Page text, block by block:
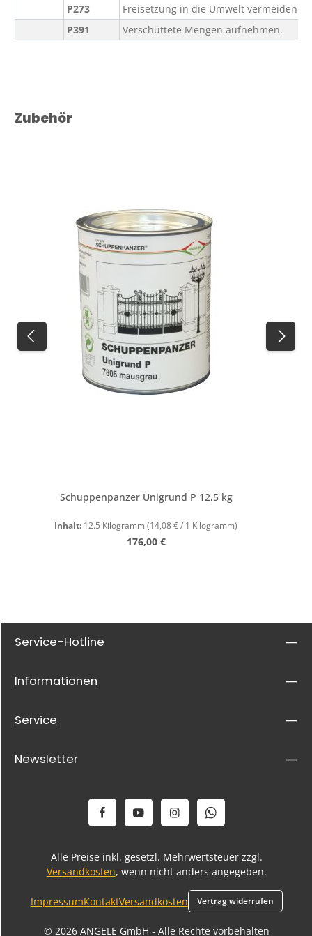
P273
Freisetzung in die Umwelt vermeiden.
P391
Verschüttete Mengen aufnehmen.
Produktgalerie überspringen
Zubehör
Schuppenpanzer Unigrund P 12,5 kg
Inhalt: 12.5 Kilogramm(14,08 € / 1 Kilogramm)
Regulärer Preis:
176,00 €
Service-Hotline
Informationen
Service
Newsletter
Alle Preise inkl. gesetzl. Mehrwertsteuer zzgl.
Versandkosten, wenn nicht anders angegeben.
© 2026 ANGELE GmbH - Alle Rechte vorbehalten
ImpressumKontaktVersandkosten Vertrag widerrufen